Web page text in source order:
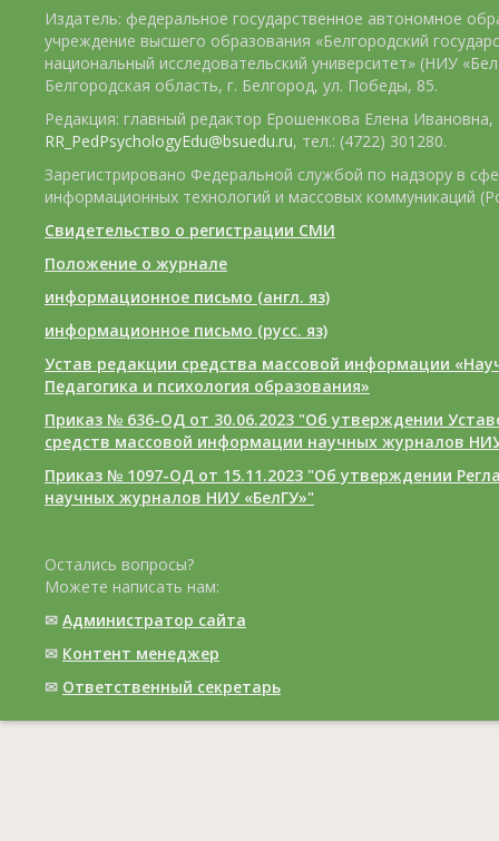
Издатель: федеральное государственное автономное
учреждение высшего образования «Белгородский
национальный исследовательский университет» (НИУ
Белгородская область, г. Белгород, ул. Победы, 85.
Редакция: главный редактор Ерошенкова Елена Ивановна,
RR_PedPsychologyEdu@bsuedu.ru, тел.: (4722) 301280.
Зарегистрировано Федеральной службой по надзору в
информационных технологий и массовых коммуникаций
Свидетельство о регистрации СМИ
Положение о журнале
информационное письмо (англ. яз)
информационное письмо (русс. яз)
Устав редакции средства массовой информации
Педагогика и психология образования»
Приказ № 636-ОД от 30.06.2023 "Об утверждении
средств массовой информации научных журналов
Приказ № 1097-ОД от 15.11.2023 "Об утверждении
научных журналов НИУ «БелГУ»"
Остались вопросы?
Можете написать нам:
✉ Администратор сайта
✉ Контент менеджер
✉ Ответственный cекретарь